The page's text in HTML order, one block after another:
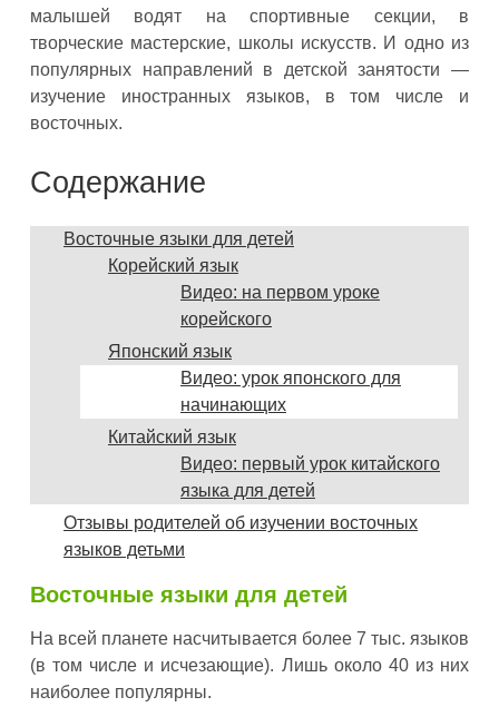
малышей водят на спортивные секции, в
творческие мастерские, школы искусств. И одно из
популярных направлений в детской занятости —
изучение иностранных языков, в том числе и
восточных.
Содержание
Восточные языки для детей
Корейский язык
Видео: на первом уроке
корейского
Японский язык
Видео: урок японского для
начинающих
Китайский язык
Видео: первый урок китайского
языка для детей
Отзывы родителей об изучении восточных
языков детьми
Восточные языки для детей
На всей планете насчитывается более 7 тыс. языков
(в том числе и исчезающие). Лишь около 40 из них
наиболее популярны.